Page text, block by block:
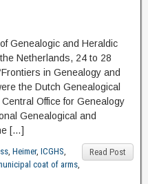
Genealogic and Heraldic
Netherlands, 24 to 28
in Genealogy and
the Dutch Genealogical
Office for Genealogy
Genealogical and
[…]
Read Post
, Heimer, ICGHS,
coat of arms,